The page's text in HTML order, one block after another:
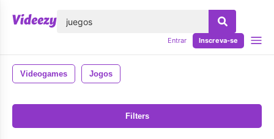
Entrar Inscreva-se
Videogames Jogos
Filters